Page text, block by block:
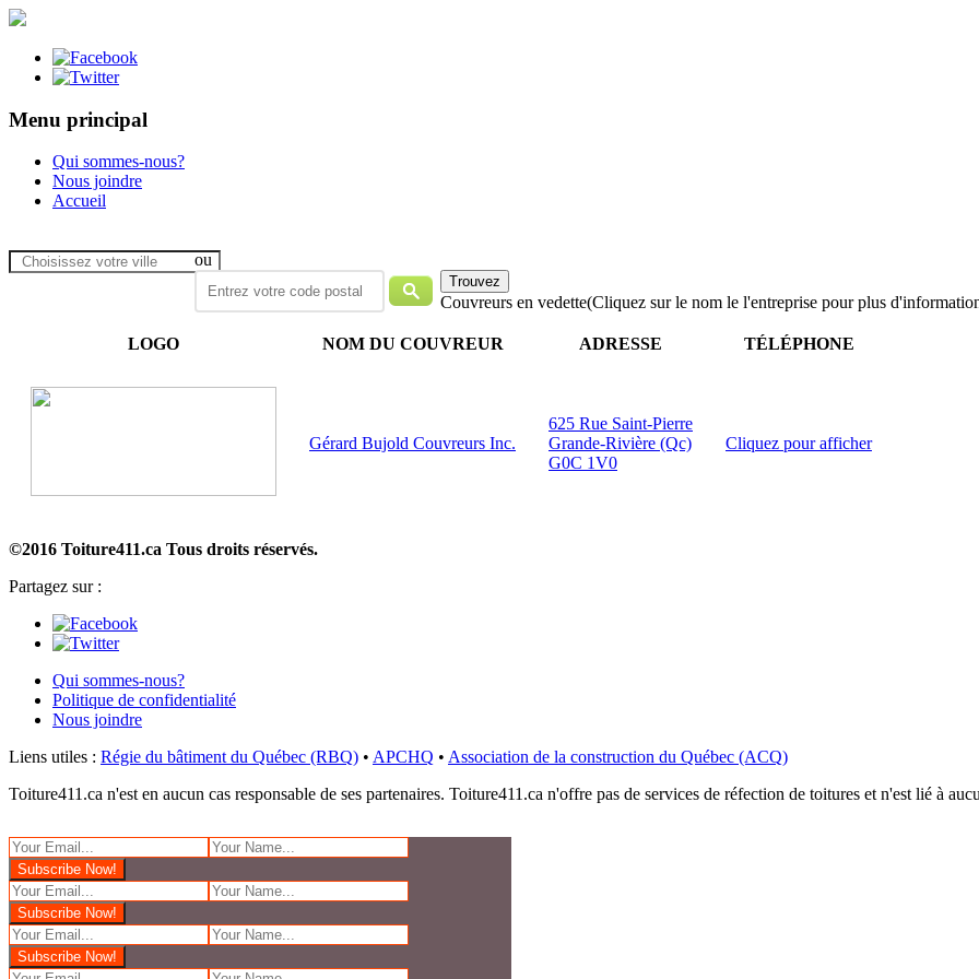
Menu principal
Qui sommes-nous?
Nous joindre
Accueil
ou
Couvreurs en vedette(Cliquez sur le nom le l'entreprise pour plus
LOGO NOM DU COUVREUR ADRESSE TÉLÉPHONE
Gérard Bujold Couvreurs Inc.
625 Rue Saint-Pierre
Grande-Rivière (Qc)
G0C 1V0
Cliquez pour afficher
©2016 Toiture411.ca Tous droits réservés.
Partagez sur :
Qui sommes-nous?
Politique de confidentialité
Nous joindre
Liens utiles : Régie du bâtiment du Québec (RBQ) • APCHQ • Association de la construction du Québec (ACQ)
Toiture411.ca n'est en aucun cas responsable de ses partenaires. Toiture411.ca n'offre pas de services de réfection de toitures et n'est lié à